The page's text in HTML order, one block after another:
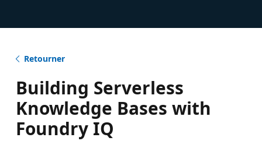
Retourner
Building Serverless
Knowledge Bases with
Foundry IQ